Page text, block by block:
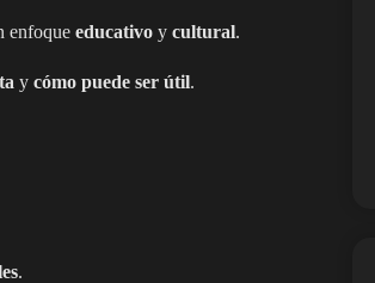
enfoque educativo y cultural.
y cómo puede ser útil.
.